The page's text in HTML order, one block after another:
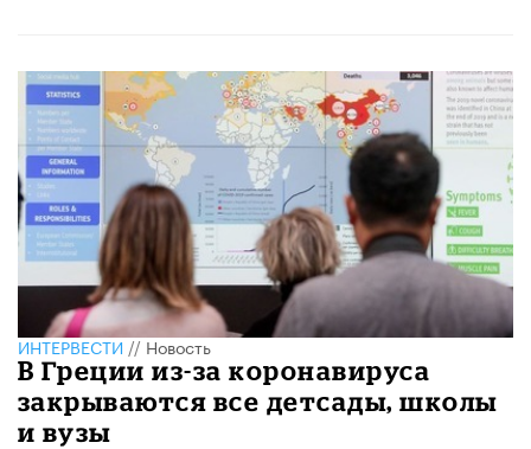
ИНТЕРВЕСТИ//Новость
В Греции из-за коронавируса
закрываются все детсады, школы
и вузы